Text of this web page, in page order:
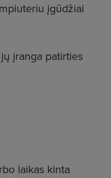
įgūdžiai
įranga patirties
laikas kinta